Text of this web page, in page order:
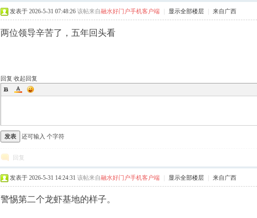
发表于 2026-5-31 07:48:26 该帖来自融水好门户手机客户端 显示全部楼层 来自广西
两位领导辛苦了，五年回头看
回复 收起回复
发表 还可输入 个字符
回复
发表于 2026-5-31 14:24:31 该帖来自融水好门户手机客户端 显示全部楼层 来自广西
警惕第二个龙虾基地的样子。